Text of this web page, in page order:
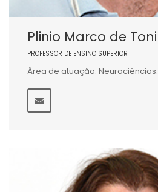
Plinio Marco de Toni
PROFESSOR DE ENSINO SUPERIOR
Área de atuação: Neurociências.